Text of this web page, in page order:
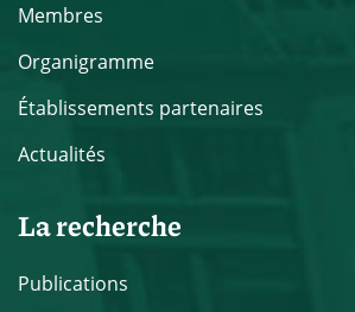
Membres
Organigramme
Établissements partenaires
Actualités
La recherche
Publications